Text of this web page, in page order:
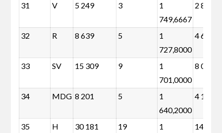
31 V 5 249 3
1
749,6667
2 832
32 R 8 639 5
1
727,8000
4 611
33 SV 15 309 9
1
701,0000
8 058
34 MDG 8 201 5
1
640,2000
4 173
35 H 30 181 19
1
14 872